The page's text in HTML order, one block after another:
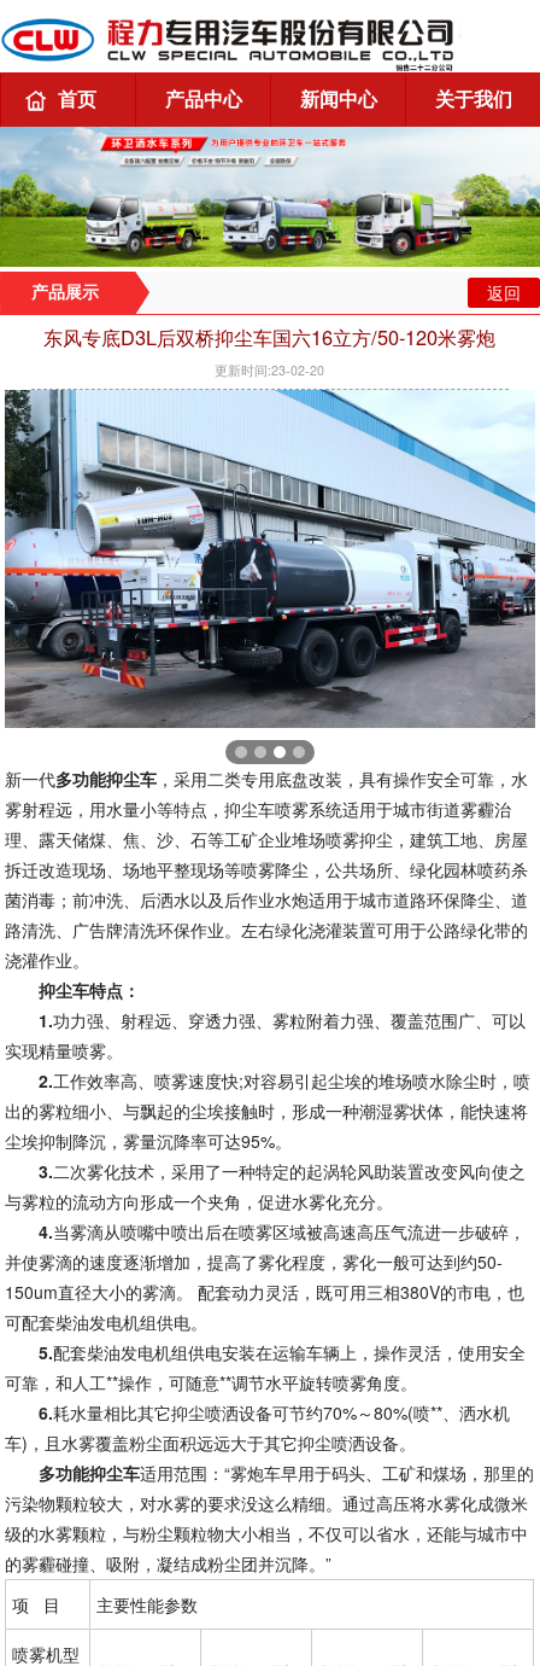
首页 产品中心 新闻中心 关于我们
产品展示 返回
东风专底D3L后双桥抑尘车国六16立方/50-120米雾炮
更新时间:23-02-20
新一代多功能抑尘车 ，采用二类专用底盘改装，具有操作安全可靠，水
雾射程远，用水量小等特点，抑尘车喷雾系统适用于城市街道雾霾治
理、露天储煤、焦、沙、石等工矿企业堆场喷雾抑尘，建筑工地、房屋
拆迁改造现场、场地平整现场等喷雾降尘，公共场所、绿化园林喷药杀
菌消毒；前冲洗、后洒水以及后作业水炮适用于城市道路环保降尘、道
路清洗、广告牌清洗环保作业。左右绿化浇灌装置可用于公路绿化带的
浇灌作业。
抑尘车特点 ：
1.功力强、射程远、穿透力强、雾粒附着力强、覆盖范围广、可以
实现精量喷雾。
2.工作效率高、喷雾速度快;对容易引起尘埃的堆场喷水除尘时，喷
出的雾粒细小、与飘起的尘埃接触时，形成一种潮湿雾状体，能快速将
尘埃抑制降沉，雾量沉降率可达95%。
3.二次雾化技术，采用了一种特定的起涡轮风助装置改变风向使之
与雾粒的流动方向形成一个夹角，促进水雾化充分。
4.当雾滴从喷嘴中喷出后在喷雾区域被高速高压气流进一步破碎，
并使雾滴的速度逐渐增加，提高了雾化程度，雾化一般可达到约50-
150um直径大小的雾滴。 配套动力灵活，既可用三相380V的市电，也
可配套柴油发电机组供电。
5.配套柴油发电机组供电安装在运输车辆上，操作灵活，使用安全
可靠，和人工**操作，可随意**调节水平旋转喷雾角度。
6.耗水量相比其它抑尘喷洒设备可节约70%～80%(喷**、洒水机
车)，且水雾覆盖粉尘面积远远大于其它抑尘喷洒设备。
多功能抑尘车适用范围：“雾炮车早用于码头、工矿和煤场，那里的
污染物颗粒较大，对水雾的要求没这么精细。通过高压将水雾化成微米
级的水雾颗粒，与粉尘颗粒物大小相当，不仅可以省水，还能与城市中
的雾霾碰撞、吸附，凝结成粉尘团并沉降。”
项   目
主要性能参数
喷雾机型